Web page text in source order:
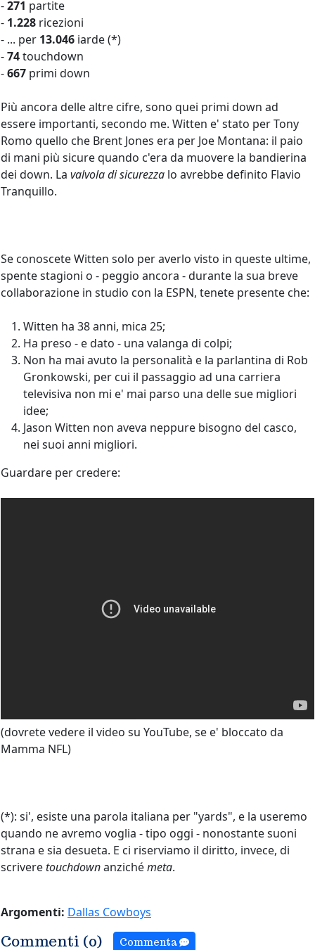
-271 partite
- 1.228 ricezioni
- ... per 13.046 iarde (*)
-74touchdown
-667 primi down
Più ancora delle altre cifre, sono quei primi down ad
essere importanti, secondo me. Witten e' stato per Tony
Romo quello che Brent Jones era per Joe Montana: il paio
di mani più sicure quando c'era da muovere la bandierina
dei down. La valvola di sicurezza lo avrebbe definito Flavio
Tranquillo.
Se conoscete Witten solo per averlo visto in queste ultime,
spente stagioni o - peggio ancora - durante la sua breve
collaborazione in studio con la ESPN, tenete presente che:
Witten ha 38 anni, mica 25;
Ha preso - e dato - una valanga di colpi;
Non ha mai avuto la personalità e la parlantina di Rob
Gronkowski, per cui il passaggio ad una carriera
televisiva non mi e' mai parso una delle sue migliori
idee;
Jason Witten non aveva neppure bisogno del casco,
nei suoi anni migliori.
Guardare per credere:
(dovrete vedere il video su YouTube, se e' bloccato da
Mamma NFL)
(*): si', esiste una parola italiana per "yards", e la useremo
quando ne avremo voglia - tipo oggi - nonostante suoni
strana e sia desueta. E ci riserviamo il diritto, invece, di
scriveretouchdownanzichémeta.
Argomenti: Dallas Cowboys
Commenti (0) Commenta